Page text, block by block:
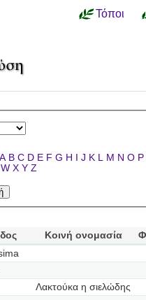
Τόποι
A B C D E F G H I J K L M N O P
W X Y Z
Κοινή ονομασία
Λακτούκα η σιελώδης